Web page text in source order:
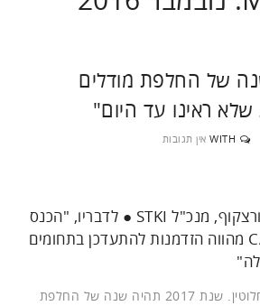
שנה של החלפת מודלים
שלא ראינו עד היום"
WITH אין תגובות
כך אמר ד"ר ג'ימי שוורצקוף, מנכ"ל STKI ● לדבריו, "הכנס
העולמי השנתי של CA מהווה הזדמנות להתעדכן בתחומים
"העולם כיום משתנה לחלוטין. שנת 2017 תהיה שנה של החלפת